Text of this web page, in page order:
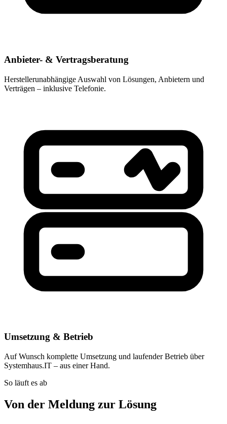
Anbieter- & Vertragsberatung
Herstellerunabhängige Auswahl von Lösungen, Anbietern und
Verträgen – inklusive Telefonie.
Umsetzung & Betrieb
Auf Wunsch komplette Umsetzung und laufender Betrieb über
Systemhaus.IT – aus einer Hand.
So läuft es ab
Von der Meldung zur Lösung